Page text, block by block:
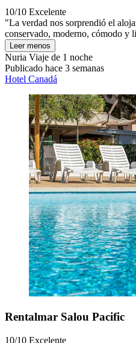
10/10 Excelente
"La verdad nos sorprendió el
conservado, moderno, cómodo y
Leer menos
Nuria Viaje de 1 noche
Publicado hace 3 semanas
Hotel Canadá
Rentalmar Salou Pacific
10/10 Excelente